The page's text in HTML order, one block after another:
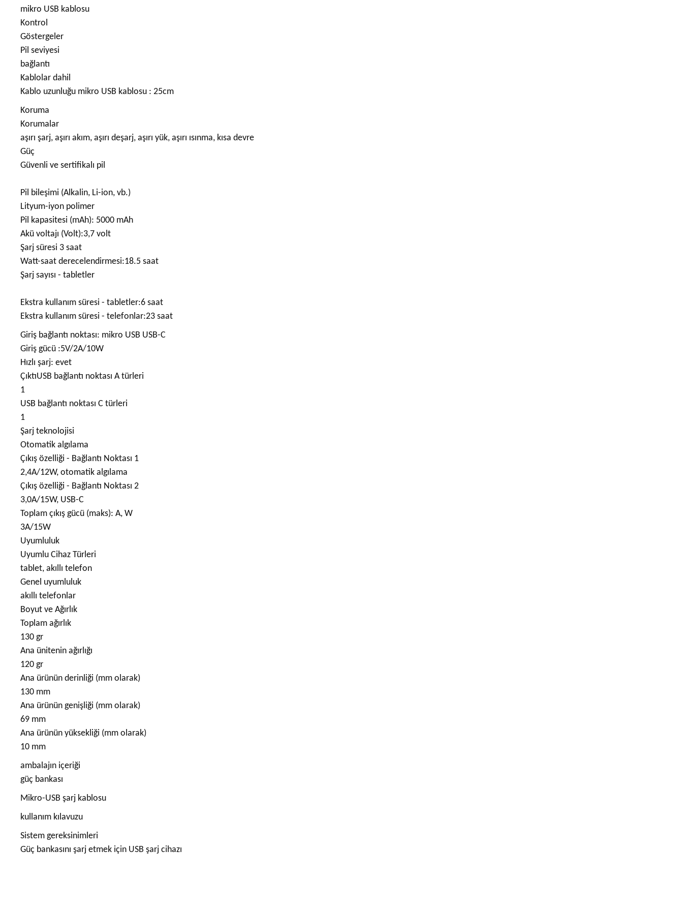
mikro USB kablosu
Kontrol
Göstergeler
Pil seviyesi
bağlantı
Kablolar dahil
Kablo uzunluğu mikro USB kablosu : 25cm
Koruma
Korumalar
aşırı şarj, aşırı akım, aşırı deşarj, aşırı yük, aşırı ısınma, kısa devre
Güç
Güvenli ve sertifikalı pil
Pil bileşimi (Alkalin, Li-ion, vb.)
Lityum-iyon polimer
Pil kapasitesi (mAh): 5000 mAh
Akü voltajı (Volt):3,7 volt
Şarj süresi 3 saat
Watt-saat derecelendirmesi:18.5 saat
Şarj sayısı - tabletler
Ekstra kullanım süresi - tabletler:6 saat
Ekstra kullanım süresi - telefonlar:23 saat
Giriş bağlantı noktası: mikro USB USB-C
Giriş gücü :5V/2A/10W
Hızlı şarj: evet
ÇıktıUSB bağlantı noktası A türleri
1
USB bağlantı noktası C türleri
1
Şarj teknolojisi
Otomatik algılama
Çıkış özelliği - Bağlantı Noktası 1
2,4A/12W, otomatik algılama
Çıkış özelliği - Bağlantı Noktası 2
3,0A/15W, USB-C
Toplam çıkış gücü (maks): A, W
3A/15W
Uyumluluk
Uyumlu Cihaz Türleri
tablet, akıllı telefon
Genel uyumluluk
akıllı telefonlar
Boyut ve Ağırlık
Toplam ağırlık
130 gr
Ana ünitenin ağırlığı
120 gr
Ana ürünün derinliği (mm olarak)
130 mm
Ana ürünün genişliği (mm olarak)
69 mm
Ana ürünün yüksekliği (mm olarak)
10 mm
ambalajın içeriği
güç bankası
Mikro-USB şarj kablosu
kullanım kılavuzu
Sistem gereksinimleri
Güç bankasını şarj etmek için USB şarj cihazı